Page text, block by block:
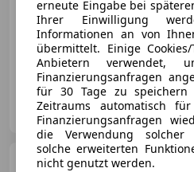
10/2022 182 563 km
Auto Cosma GmbH
AT-4030 Linz
erneute Eingabe bei
Ihrer Einwilligung
Informationen an von
übermittelt. Einige
Anbietern
Finanzierungsanfragen
für 30 Tage zu speichern
Zeitraums automatisch
Finanzierungsanfragen
die Verwendung solcher
solche erweiterten
nicht genutzt werden.